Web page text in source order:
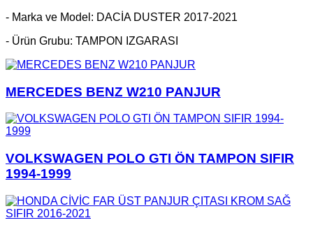
- Marka ve Model: DACİA DUSTER 2017-2021
- Ürün Grubu: TAMPON IZGARASI
MERCEDES BENZ W210 PANJUR
VOLKSWAGEN POLO GTI ÖN TAMPON SIFIR
1994-1999